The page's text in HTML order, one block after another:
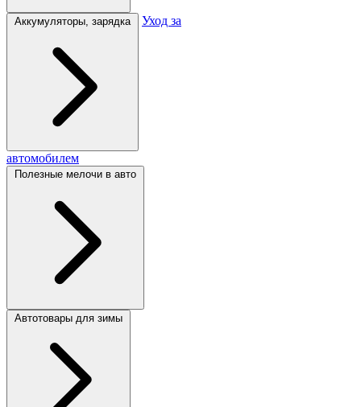
Аккумуляторы, зарядка Уход за
автомобилем
Полезные мелочи в авто
Автотовары для зимы